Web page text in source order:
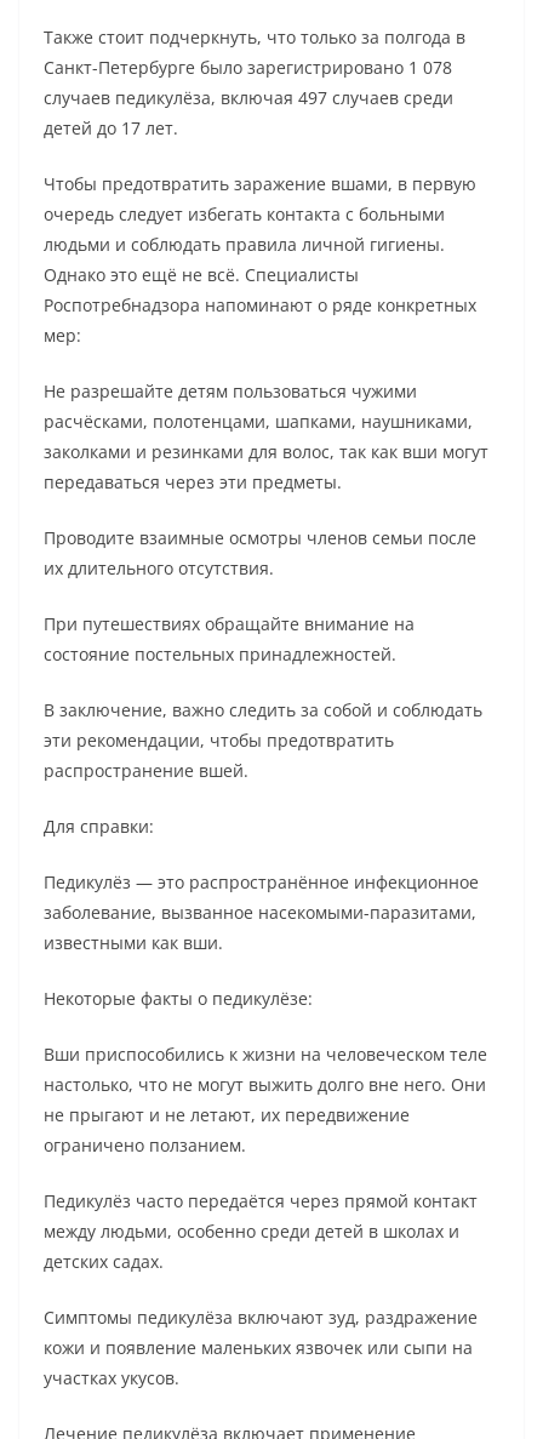
Также стоит подчеркнуть, что только за полгода в
Санкт-Петербурге было зарегистрировано 1 078
случаев педикулёза, включая 497 случаев среди
детей до 17 лет.
Чтобы предотвратить заражение вшами, в первую
очередь следует избегать контакта с больными
людьми и соблюдать правила личной гигиены.
Однако это ещё не всё. Специалисты
Роспотребнадзора напоминают о ряде конкретных
мер:
Не разрешайте детям пользоваться чужими
расчёсками, полотенцами, шапками, наушниками,
заколками и резинками для волос, так как вши могут
передаваться через эти предметы.
Проводите взаимные осмотры членов семьи после
их длительного отсутствия.
При путешествиях обращайте внимание на
состояние постельных принадлежностей.
В заключение, важно следить за собой и соблюдать
эти рекомендации, чтобы предотвратить
распространение вшей.
Для справки:
Педикулёз — это распространённое инфекционное
заболевание, вызванное насекомыми-паразитами,
известными как вши.
Некоторые факты о педикулёзе:
Вши приспособились к жизни на человеческом теле
настолько, что не могут выжить долго вне него. Они
не прыгают и не летают, их передвижение
ограничено ползанием.
Педикулёз часто передаётся через прямой контакт
между людьми, особенно среди детей в школах и
детских садах.
Симптомы педикулёза включают зуд, раздражение
кожи и появление маленьких язвочек или сыпи на
участках укусов.
Лечение педикулёза включает применение